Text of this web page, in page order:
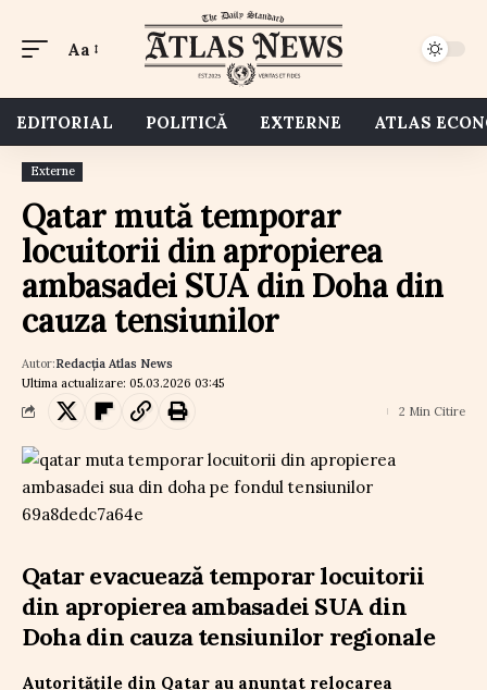
Aa
EDITORIAL POLITICĂ EXTERNE ATLAS
Externe
Qatar mută temporar
locuitorii din apropierea
ambasadei SUA din Doha din
cauza tensiunilor
Ultima actualizare: 05.03.2026 03:45
Autor:Redacția Atlas News
2 Min Citire
Qatar evacuează temporar locuitorii
din apropierea ambasadei SUA din
Doha din cauza tensiunilor regionale
Autoritățile din Qatar au anunțat relocarea